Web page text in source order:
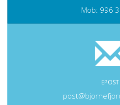
Mob: 996
EPOST